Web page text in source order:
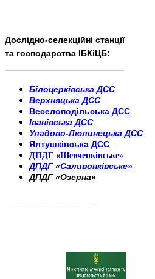
Дослідно-селекційні станції
та господарства ІБКіЦБ:
Білоцерківська ДСС
Верхняцька ДСС
Веселоподільська ДСС
Іванівська ДСС
Уладово-Люлинецька ДСС
Ялтушківська ДСС
ДПДГ «Шевченківське»
ДПДГ «Саливонківське»
ДПДГ «Озерна»